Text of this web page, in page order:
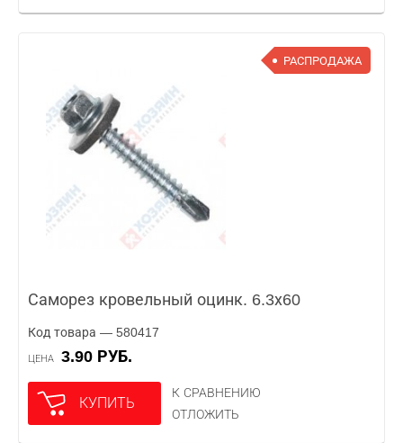
РАСПРОДАЖА
Саморез кровельный оцинк. 6.3х60
Код товара — 580417
ЦЕНА 3.90 РУБ.
КУПИТЬ
К СРАВНЕНИЮ
ОТЛОЖИТЬ